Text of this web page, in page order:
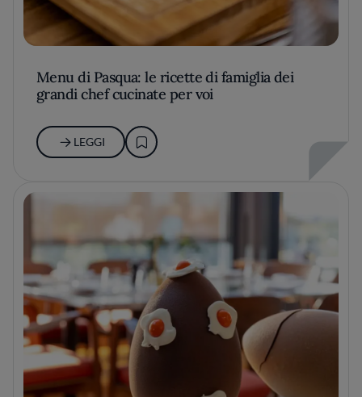
Menu di Pasqua: le ricette di famiglia dei
grandi chef cucinate per voi
LEGGI